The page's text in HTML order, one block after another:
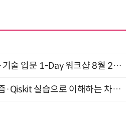
양자컴퓨팅 비즈니스·기술 입문 1-Day 워크샵 8월 28일 개최
“큐비트·양자 알고리즘·Qiskit 실습으로 이해하는 차세대 컴퓨팅” (8/28)